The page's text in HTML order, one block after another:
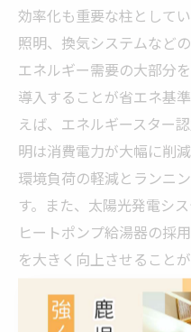
効率化も重要な柱として
照明、換気システムなど
エネルギー需要の大部分
導入することが省エネ基
えば、エネルギースター
明は消費電力が大幅に削
環境負荷の軽減とランニ
す。また、太陽光発電シ
ヒートポンプ給湯器の採
を大きく向上させること
ら最新技術を積極的に取
ー最適化を図ることが注